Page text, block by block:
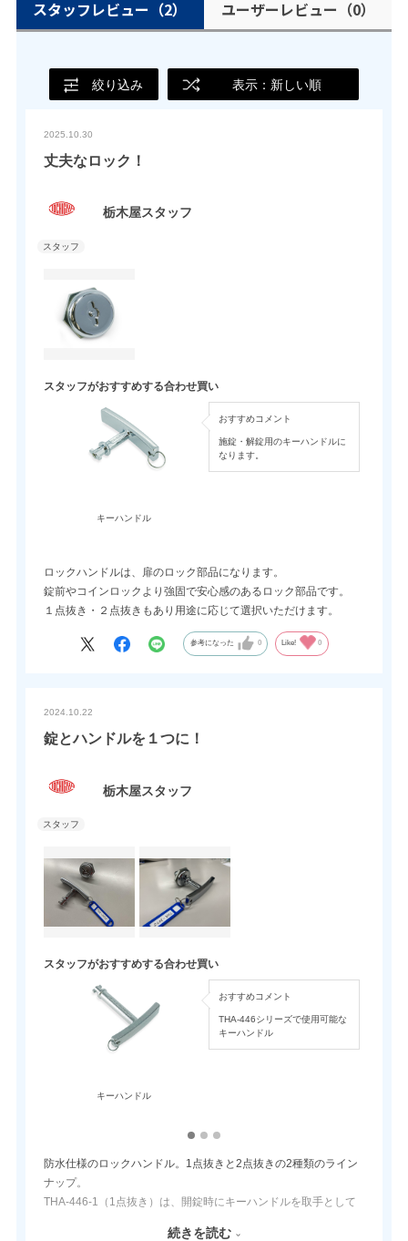
スタッフレビュー （2） ユーザーレビュー （0）
絞り込み 表示：新しい順
2025.10.30
丈夫なロック！
栃木屋スタッフ
スタッフがおすすめする合わせ買い
キーハンドル
おすすめコメント
施錠・解錠用のキーハンドルに
なります。
ロックハンドルは、扉のロック部品になります。
錠前やコインロックより強固で安心感のあるロック部品です。
１点抜き・２点抜きもあり用途に応じて選択いただけます。
参考になった 0 Like! 0
2024.10.22
錠とハンドルを１つに！
栃木屋スタッフ
スタッフがおすすめする合わせ買い
キーハンドル
おすすめコメント
THA-446シリーズで使用可能な
キーハンドル
防水仕様のロックハンドル。1点抜きと2点抜きの2種類のライン
ナップ。
THA-446-1（1点抜き）は、開錠時にキーハンドルを取手として
続きを読む